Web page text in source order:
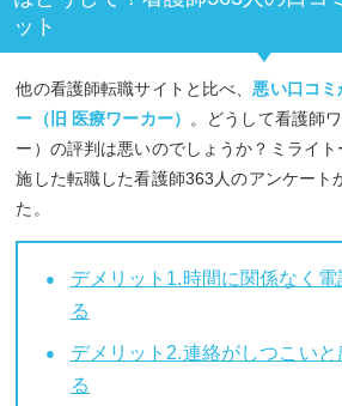
ット
他の看護師転職サイトと比べ、 悪い口コミ
ー（旧 医療ワーカー）
。どうして看護師
ー）の評判は悪いのでしょうか？ミライ
施した転職した看護師363人のアンケート
た。
デメリット1.時間に関係なく電
る
デメリット2.連絡がしつこい
る